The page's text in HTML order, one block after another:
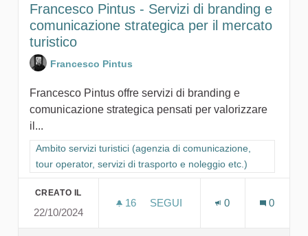
Francesco Pintus - Servizi di branding e
comunicazione strategica per il mercato
turistico
Francesco Pintus
Francesco Pintus offre servizi di branding e
comunicazione strategica pensati per valorizzare
il...
Filtra i risultati per categoria: Ambito servizi turistici (agenzia
Ambito servizi turistici (agenzia di comunicazione,
tour operator, servizi di trasporto e noleggio etc.)
CREATO IL
22/10/2024
16 16 SOSTENITORI
SEGUI
0 0